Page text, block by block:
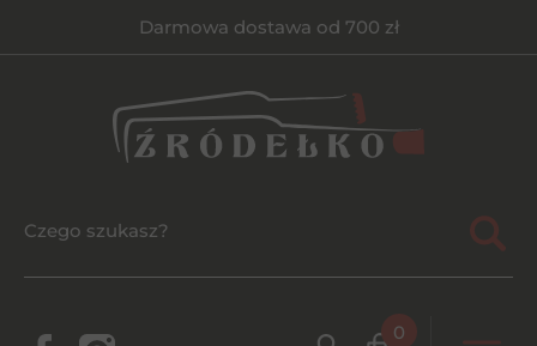
Darmowa dostawa od 700 zł
0